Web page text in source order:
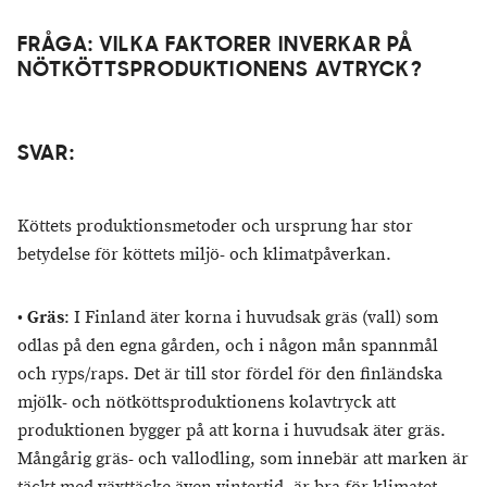
FRÅGA: VILKA FAKTORER INVERKAR PÅ
NÖTKÖTTSPRODUKTIONENS AVTRYCK?
SVAR:
Köttets produktionsmetoder och ursprung har stor
betydelse för köttets miljö- och klimatpåverkan.
•Gräs: I Finland äter korna i huvudsak gräs (vall) som
odlas på den egna gården, och i någon mån spannmål
och ryps/raps. Det är till stor fördel för den finländska
mjölk- och nötköttsproduktionens kolavtryck att
produktionen bygger på att korna i huvudsak äter gräs.
Mångårig gräs- och vallodling, som innebär att marken är